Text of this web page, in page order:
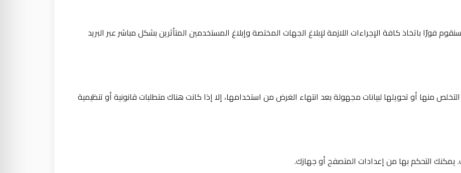
فورًا باتخاذ كافة الإجراءات اللازمة لإبلاغ الجهات المختصة وإبلاغ المستخدمين المتأثرين بشكل مباشر عبر البريد
تصل إلى 10 سنوات، ويتم التخلص منها أو تحويلها لبيانات مجهولة بعد انتهاء الغرض من استخدامها، إلا إذا كانت هناك متطلبات قانونية أو تنظيمية
يمكنك التحكم بها من إعدادات المتصفح أو جهازك.